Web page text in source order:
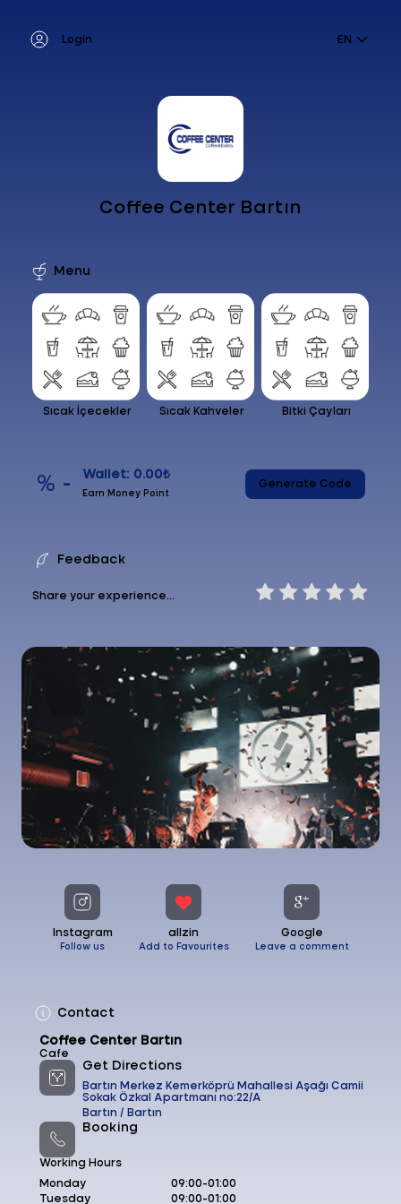
Login EN
Coffee Center Bartın
Menu
Sıcak İçecekler Sıcak Kahveler Bitki Çayları
% - Wallet: 0.00₺
Earn Money Point
Generate Code
Feedback
Share your experience...
Instagram
Follow us
allzin
Add to Favourites
Google
Leave a comment
Contact
Coffee Center Bartın
Cafe
Get Directions
Bartın Merkez Kemerköprü Mahallesi Aşağı Camii
Sokak Özkal Apartmanı no:22/A
Bartın / Bartın
Booking
Working Hours
Monday
09:00-01:00
Tuesday
09:00-01:00